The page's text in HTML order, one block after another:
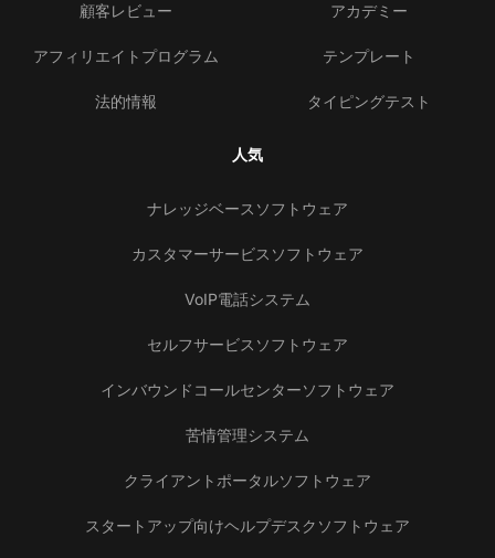
顧客レビュー
アフィリエイトプログラム
法的情報
アカデミー
テンプレート
タイピングテスト
人気
ナレッジベースソフトウェア
カスタマーサービスソフトウェア
VoIP電話システム
セルフサービスソフトウェア
インバウンドコールセンターソフトウェア
苦情管理システム
クライアントポータルソフトウェア
スタートアップ向けヘルプデスクソフトウェア